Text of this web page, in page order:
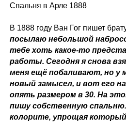
Спальня в Арле 1888
В 1888 году Ван Гог пишет
посылаю небольшой
тебе хоть какое-то
работы. Сегодня я снова
меня ещё побаливают, но у
новый замысел, и вот его
опять размером в 30. На
пишу собственную
колорите, упрощая